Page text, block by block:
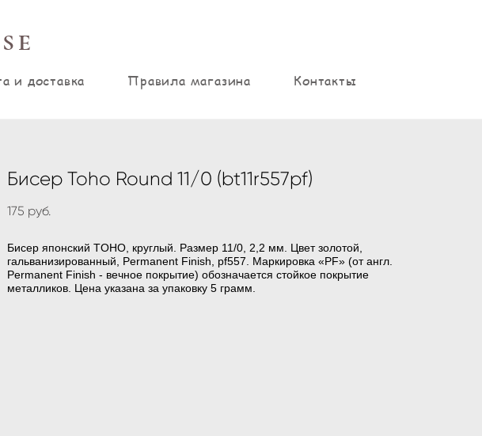
и доставка Правила магазина Контакты
Бисер Toho Round 11/0 (bt11r557pf)
175 pуб.
Бисер японский TOHO, круглый. Размер 11/0, 2,2 мм. Цвет золотой,
гальванизированный,
Permanent Finish, pf557. Маркировка «PF» (от англ.
Permanent Finish - вечное покрытие) обозначается стойкое покрытие
металликов. Цена указана за упаковку 5 грамм.